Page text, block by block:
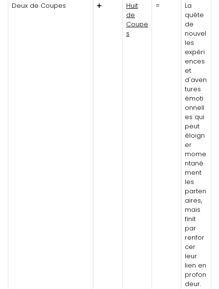
Deux de Coupes
➕
Huit
de
Coupe
s
=
La
quête
de
nouvel
les
expéri
ences
et
d'aven
tures
émoti
onnell
es qui
peut
éloign
er
mome
ntané
ment
les
parten
aires,
mais
finit
par
renfor
cer
leur
lien en
profon
deur.